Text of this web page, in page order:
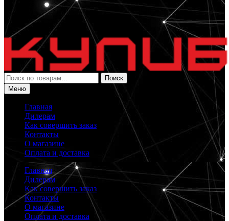
Искать:
Поиск
Меню
Главная
Дилерам
Как совершить заказ
Контакты
О магазине
Оплата и доставка
Главная
Дилерам
Как совершить заказ
Контакты
О магазине
Оплата и доставка